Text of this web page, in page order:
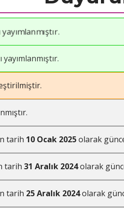
tarih 10 Ocak 2025olarak
tarih 31 Aralık 2024olarak
tarih 25 Aralık 2024olarak